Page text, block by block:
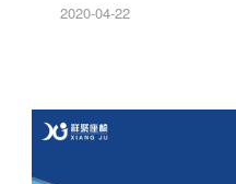
2020-04-22